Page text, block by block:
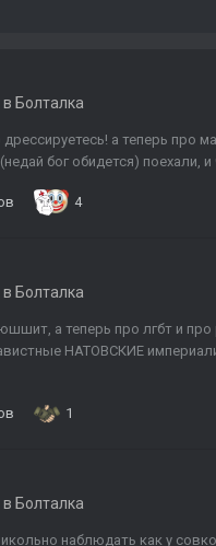
Болталка
а теперь про
бог обидется) поехали,
4
Болталка
а теперь про лгбт и
НАТОВСКИЕ
1
Болталка
наблюдать как у